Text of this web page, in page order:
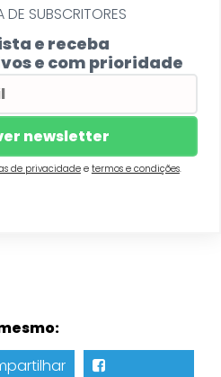
SUBSCRITORES
e receba
e com prioridade
de privacidadee termos e condições.